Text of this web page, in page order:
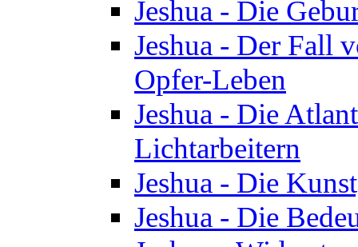
Jeshua - Die
Jeshua - Der Fall
Opfer-Leben
Jeshua - Die
Lichtarbeitern
Jeshua - Die
Jeshua - Die